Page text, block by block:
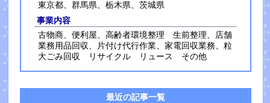
東京都、群馬県、栃木県、茨城県
事業内容
古物商、便利屋、高齢者環境整理 生前整理、店舗
業務用品回収、片付け代行作業、家電回収業務、粒
大ごみ回収 リサイクル リュース その他
最近の記事一覧